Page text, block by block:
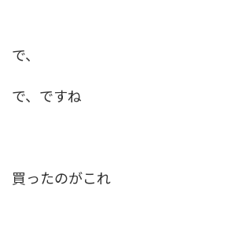
で、
で、ですね
買ったのがこれ